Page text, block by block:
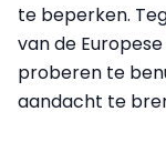
te beperken.
van de Europese
proberen te
aandacht te